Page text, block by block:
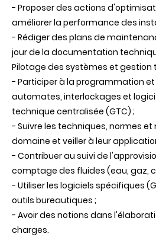
- Proposer des actions
améliorer la performance des
- Rédiger des plans de
jour de la documentation
Pilotage des systèmes et gestion
- Participer à la programmation
automates, interlockages et
technique centralisée (GTC) ;
- Suivre les techniques, normes
domaine et veiller à leur
- Contribuer au suivi de
comptage des fluides (eau, gaz,
- Utiliser les logiciels spécifiques
outils bureautiques ;
- Avoir des notions dans
charges.